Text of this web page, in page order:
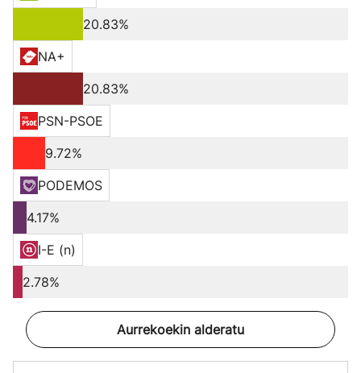
20.83%
NA+
20.83%
PSN-PSOE
9.72%
PODEMOS
4.17%
I-E (n)
2.78%
Aurrekoekin alderatu